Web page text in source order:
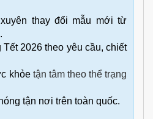
thay đổi mẫu mới từ
Tết 2026 theo yêu cầu, chiết
khỏetận tâm theo thể trạng
tận nơi trên toàn quốc.